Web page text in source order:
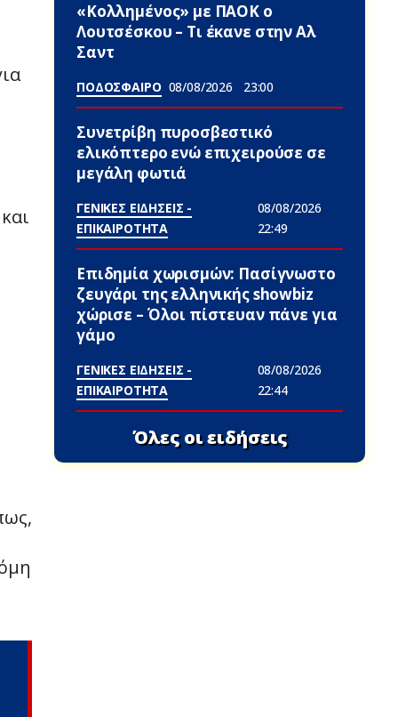
«Κολλημένος» με ΠΑΟΚ ο
Λουτσέσκου – Τι έκανε στην Αλ
Σαντ
ΠΟΔΟΣΦΑΙΡΟ 08/08/2026 23:00
Συνετρίβη πυροσβεστικό
ελικόπτερο ενώ επιχειρούσε σε
μεγάλη φωτιά
ΓΕΝΙΚΕΣ ΕΙΔΗΣΕΙΣ -
ΕΠΙΚΑΙΡΟΤΗΤΑ
08/08/2026
22:49
Επιδημία χωρισμών: Πασίγνωστο
ζευγάρι της ελληνικής showbiz
χώρισε – Όλοι πίστευαν πάνε για
γάμο
ΓΕΝΙΚΕΣ ΕΙΔΗΣΕΙΣ -
ΕΠΙΚΑΙΡΟΤΗΤΑ
08/08/2026
22:44
Όλες οι ειδήσεις